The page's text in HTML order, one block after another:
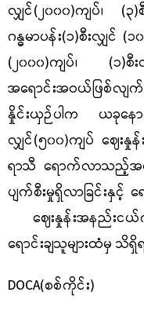
လျှင်(၂၀၀၀)ကျပ်၊ (
ဂန္ဓမာပန်း(၁)စီးလျှင်
(၂၀၀၀)ကျပ်၊ (၁)စီး
အရောင်းအဝယ်ဖြစ်လျ
နှိုင်းယှဉ်ပါက ယခုနော
လျှင်(၅၀၀)ကျပ် ဈေးနှုန်
ရာသီ ရောက်လာသည့်အတွ
ပျက်စီးမှုရှိလာခြင်းနှင့်
ဈေးနှုန်းအနည်းငယ်က
ရောင်းချသူများထံမှ သိ
DOCA(စစ်ကိုင်း)